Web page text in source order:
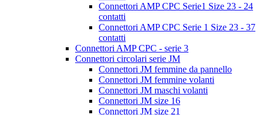
Connettori AMP CPC Serie1 Size 23 - 24
contatti
Connettori AMP CPC Serie 1 Size 23 - 37
contatti
Connettori AMP CPC - serie 3
Connettori circolari serie JM
Connettori JM femmine da pannello
Connettori JM femmine volanti
Connettori JM maschi volanti
Connettori JM size 16
Connettori JM size 21